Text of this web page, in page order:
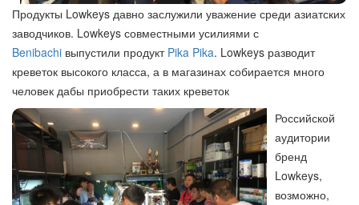
Продукты Lowkeys давно заслужили уважение среди азиатских
заводчиков. Lowkeys совместными усилиями с
Benibachi выпустили продукт Pika Pika. Lowkeys разводит
креветок высокого класса, а в магазинах собирается много
человек дабы приобрести таких креветок
Российской
аудитории
бренд
Lowkeys,
возможно,